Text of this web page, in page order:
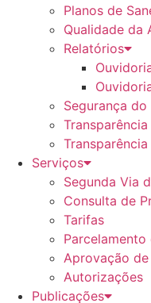
Planos de
Qualidade da
Relatórios
Segurança do
Serviços
Segunda Via
Consulta de
Tarifas
Aprovação
Autorizações
Publicações